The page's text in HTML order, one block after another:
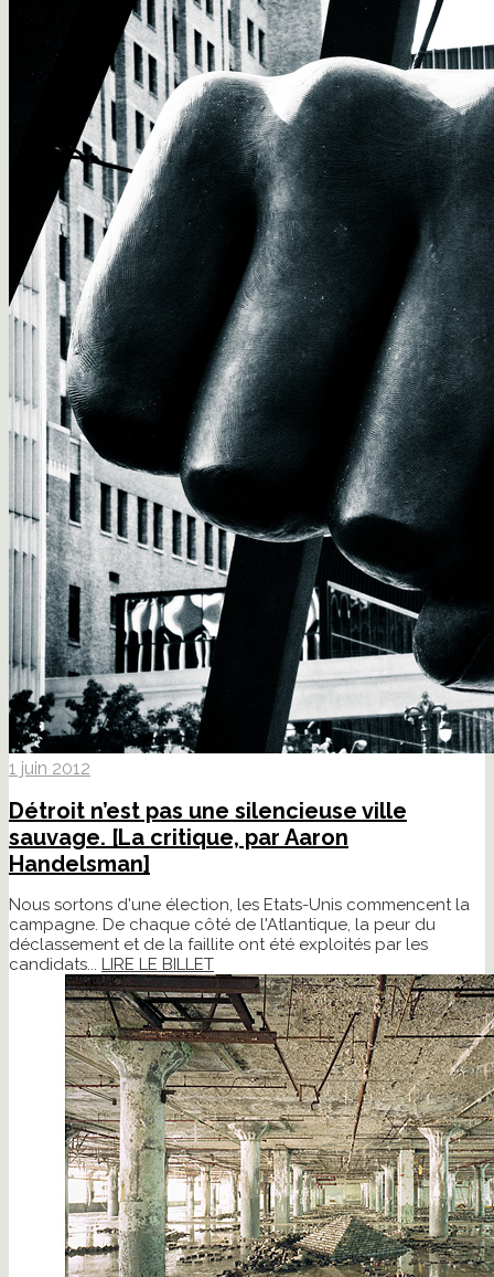
1 juin 2012
Détroit n’est pas une silencieuse ville
sauvage. [La critique, par Aaron
Handelsman]
Nous sortons d'une élection, les Etats-Unis commencent la
campagne. De chaque côté de l'Atlantique, la peur du
déclassement et de la faillite ont été exploités par les
candidats... LIRE LE BILLET